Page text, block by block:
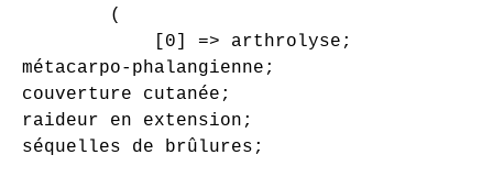
        (
            [0] => arthrolyse;
métacarpo-phalangienne;
couverture cutanée;
raideur en extension;
séquelles de brûlures;